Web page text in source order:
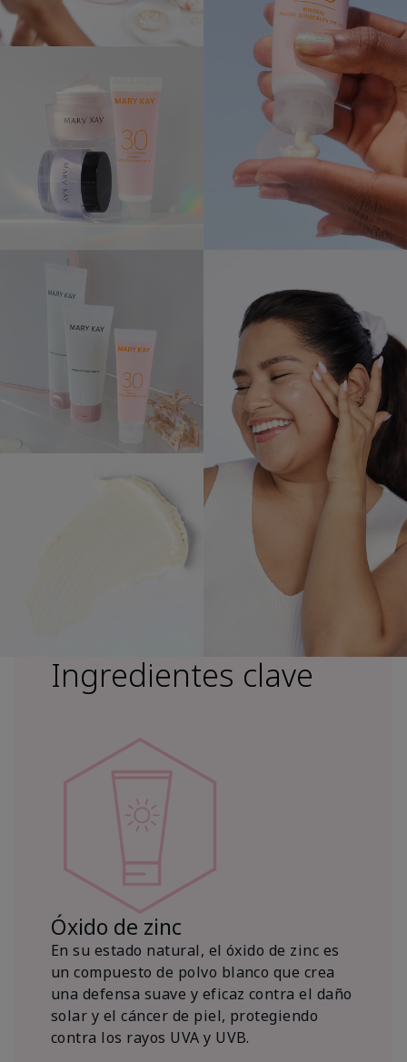
Ingredientes clave
Óxido de zinc
En su estado natural, el óxido de zinc es
un compuesto de polvo blanco que crea
una defensa suave y eficaz contra el daño
solar y el cáncer de piel, protegiendo
contra los rayos UVA y UVB.